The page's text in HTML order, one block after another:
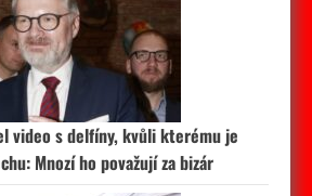
video s delfíny, kvůli kterému je
Mnozí ho považují za bizár